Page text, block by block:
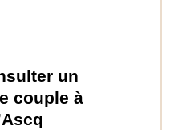
un
couple à